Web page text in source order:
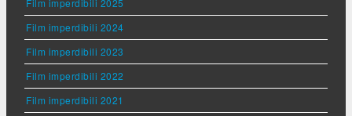
Film imperdibili 2024
Film imperdibili 2023
Film imperdibili 2022
Film imperdibili 2021